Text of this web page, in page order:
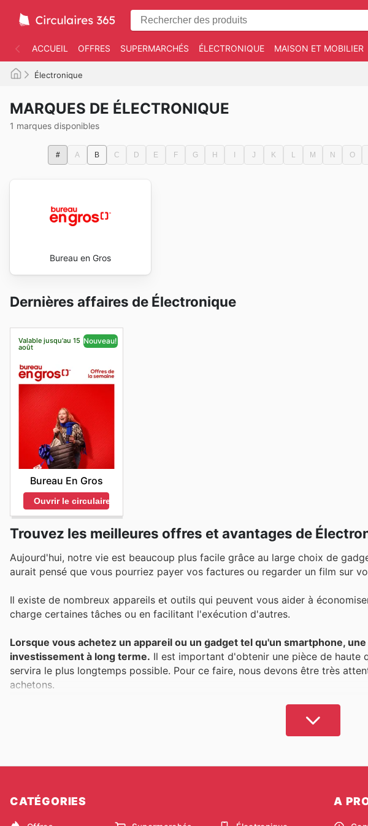
ACCUEIL OFFRES SUPERMARCHÉS ÉLECTRONIQUE MAISON ET MOBILIER
Électronique
MARQUES DE ÉLECTRONIQUE
1 marques disponibles
# A B C D E F G H J K L M N O
Bureau en Gros
Dernières affaires de Électronique
Valable jusqu'au 15
août
Nouveau!
Bureau En Gros
Ouvrir le circulaire
Trouvez les meilleures offres et avantages de
Aujourd'hui, notre vie est beaucoup plus facile grâce au large choix de
aurait pensé que vous pourriez payer vos factures ou regarder un film sur
Il existe de nombreux appareils et outils qui peuvent vous aider à
charge certaines tâches ou en facilitant l'exécution d'autres.
Lorsque vous achetez un appareil ou un gadget tel qu'un smartphone,
investissement à long terme. Il est important d'obtenir une pièce de haute
servira le plus longtemps possible. Pour ce faire, nous devons être très
achetons.
endroits pour acheter des appareils électroniques et électroménagers au
exactement ce que vous voulez à un prix inférieur.
CATÉGORIES A